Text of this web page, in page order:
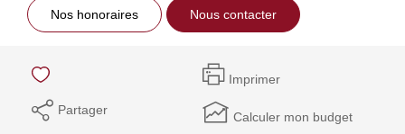
Nos honoraires Nous contacter
Imprimer
Partager Calculer mon budget